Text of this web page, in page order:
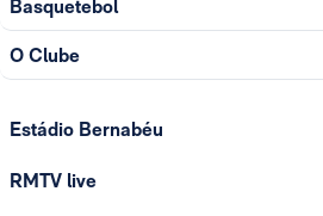
Basquetebol
O Clube
Estádio Bernabéu
RMTV live